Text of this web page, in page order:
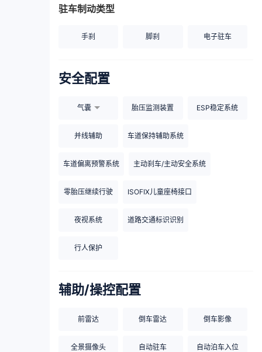
驻车制动类型
手刹 脚刹 电子驻车
安全配置
气囊 胎压监测装置 ESP稳定系统
并线辅助 车道保持辅助系统
车道偏离预警系统 主动刹车/主动安全系统
零胎压继续行驶 ISOFIX儿童座椅接口
夜视系统 道路交通标识识别
行人保护
辅助/操控配置
前雷达 倒车雷达 倒车影像
全景摄像头 自动驻车 自动泊车入位